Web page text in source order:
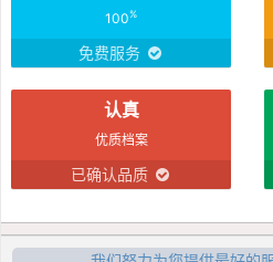
100%
免费服务
认真
优质档案
已确认品质